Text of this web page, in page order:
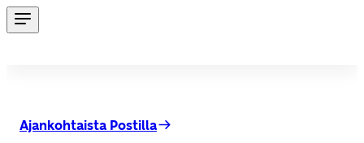
Ajankohtaista Postilla